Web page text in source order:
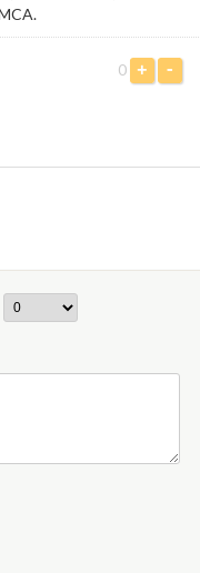
0 + -